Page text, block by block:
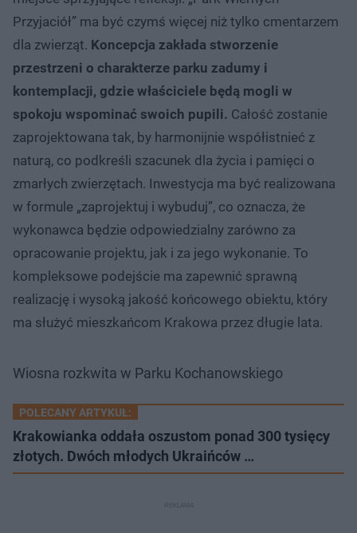
Przyjaciół” ma być czymś więcej niż tylko cmentarzem
dla zwierząt. Koncepcja zakłada stworzenie
przestrzeni o charakterze parku zadumy i
kontemplacji, gdzie właściciele będą mogli w
spokoju wspominać swoich pupili. Całość zostanie
zaprojektowana tak, by harmonijnie współistnieć z
naturą, co podkreśli szacunek dla życia i pamięci o
zmarłych zwierzętach. Inwestycja ma być realizowana
w formule „zaprojektuj i wybuduj”, co oznacza, że
wykonawca będzie odpowiedzialny zarówno za
opracowanie projektu, jak i za jego wykonanie. To
kompleksowe podejście ma zapewnić sprawną
realizację i wysoką jakość końcowego obiektu, który
ma służyć mieszkańcom Krakowa przez długie lata.
Wiosna rozkwita w Parku Kochanowskiego
POLECANY ARTYKUŁ:
Krakowianka oddała oszustom ponad 300 tysięcy
złotych. Dwóch młodych Ukraińców …